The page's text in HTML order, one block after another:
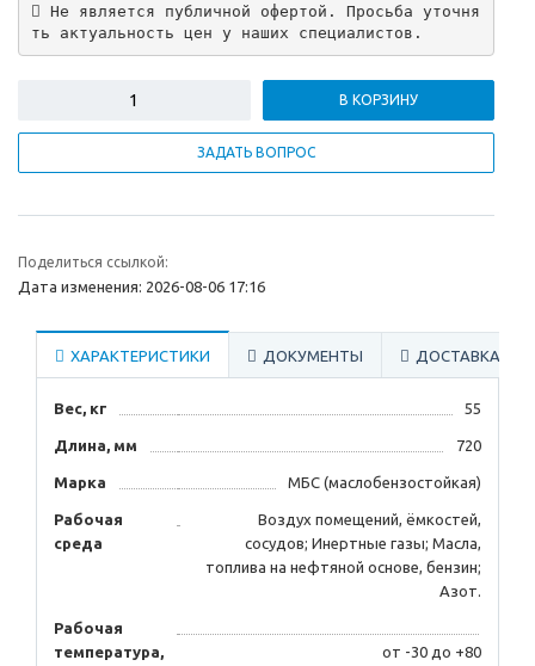
Не является публичной офертой. Просьба уточня
ть актуальность цен у наших специалистов.
В КОРЗИНУ
ЗАДАТЬ ВОПРОС
Поделиться ссылкой:
Дата изменения: 2026-08-06 17:16
ХАРАКТЕРИСТИКИ ДОКУМЕНТЫ ДОСТАВКА
Вес, кг 55
Длина, мм 720
Марка МБС (маслобензостойкая)
Рабочая
среда
Воздух помещений, ёмкостей,
сосудов; Инертные газы; Масла,
топлива на нефтяной основе, бензин;
Азот.
Рабочая
температура,
от -30 до +80